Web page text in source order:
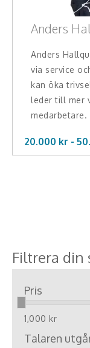
Anders
Anders
via service
kan öka
leder till mer
medarbetare.
20.000 kr -
Filtrera din
Pris
1,000 kr
Talaren